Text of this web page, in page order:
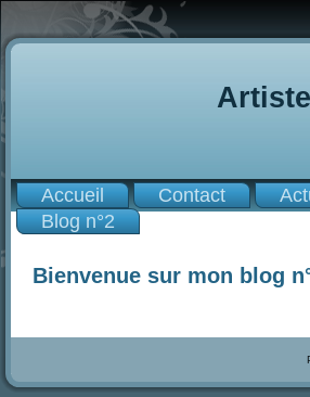
Accueil Contact
Blog n°2
Bienvenue sur mon blog